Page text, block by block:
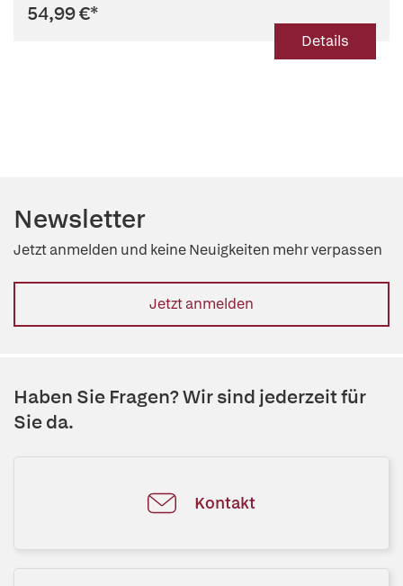
54,99 €*
Details
Newsletter
Jetzt anmelden und keine Neuigkeiten mehr verpassen
Jetzt anmelden
Haben Sie Fragen? Wir sind jederzeit für
Sie da.
Kontakt